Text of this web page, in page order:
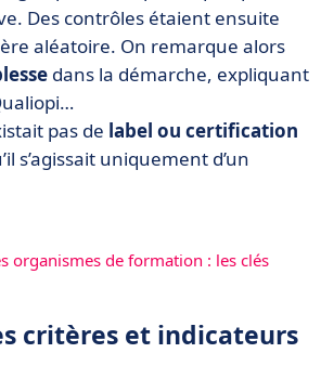
Des contrôles étaient ensuite
aléatoire. On remarque alors
dans la démarche, expliquant
pas de label ou certification
s’agissait uniquement d’un
organismes de formation : les clés
critères et indicateurs